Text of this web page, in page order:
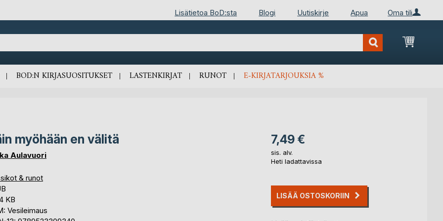
Oma tili
Lisätietoa BoD:sta Blogi Uutiskirje Apua
BOD:N KIRJASUOSITUKSET LASTENKIRJAT RUNOT E-KIRJATARJOUKSIA %
myöhään en välitä
Aulavuori
& runot
KB
Vesileimaus
7,49 €
sis. alv.
Heti ladattavissa
LISÄÄ OSTOSKORIIN